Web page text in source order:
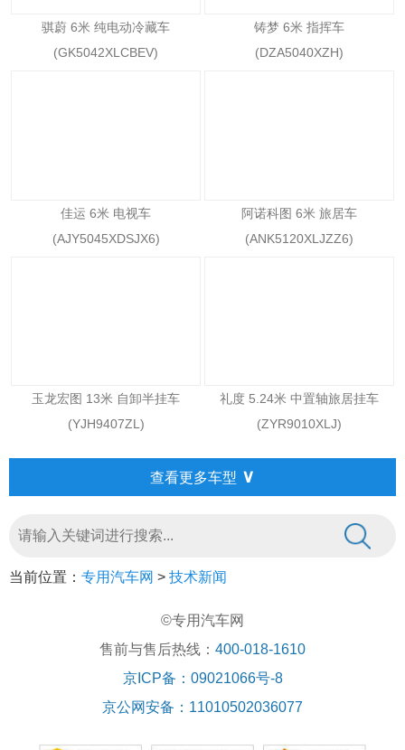
骐蔚 6米 纯电动冷藏车
(GK5042XLCBEV)
铸梦 6米 指挥车
(DZA5040XZH)
佳运 6米 电视车
(AJY5045XDSJX6)
阿诺科图 6米 旅居车
(ANK5120XLJZZ6)
玉龙宏图 13米 自卸半挂车
(YJH9407ZL)
礼度 5.24米 中置轴旅居挂车
(ZYR9010XLJ)
查看更多车型 ∨
当前位置： 专用汽车网 > 技术新闻
©专用汽车网
售前与售后热线： 400-018-1610
京ICP备：09021066号-8
京公网安备：11010502036077